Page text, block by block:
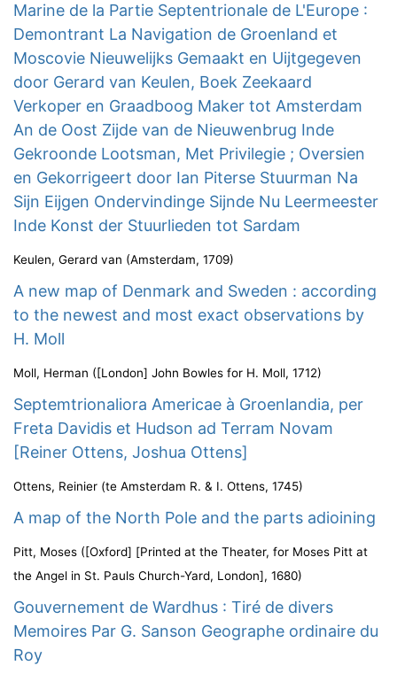
Marine de la Partie Septentrionale de L'Europe :
Demontrant La Navigation de Groenland et
Moscovie Nieuwelijks Gemaakt en Uijtgegeven
door Gerard van Keulen, Boek Zeekaard
Verkoper en Graadboog Maker tot Amsterdam
An de Oost Zijde van de Nieuwenbrug Inde
Gekroonde Lootsman, Met Privilegie ; Oversien
en Gekorrigeert door Ian Piterse Stuurman Na
Sijn Eijgen Ondervindinge Sijnde Nu Leermeester
Inde Konst der Stuurlieden tot Sardam
Keulen, Gerard van (Amsterdam, 1709)
A new map of Denmark and Sweden : according
to the newest and most exact observations by
H. Moll
Moll, Herman ([London] John Bowles for H. Moll, 1712)
Septemtrionaliora Americae à Groenlandia, per
Freta Davidis et Hudson ad Terram Novam
[Reiner Ottens, Joshua Ottens]
Ottens, Reinier (te Amsterdam R. & I. Ottens, 1745)
A map of the North Pole and the parts adioining
Pitt, Moses ([Oxford] [Printed at the Theater, for Moses Pitt at
the Angel in St. Pauls Church-Yard, London], 1680)
Gouvernement de Wardhus : Tiré de divers
Memoires Par G. Sanson Geographe ordinaire du
Roy